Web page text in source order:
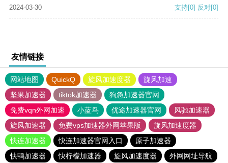
2024-03-30
支持[0] 反对[0]
友情链接
网站地图 QuickQ 旋风加速度器
旋风加速
坚果加速器
tiktok加速器
狗急加速器官网
免费vqn外网加速
小蓝鸟 优途加速器官网
风驰加速器
旋风加速器
免费vps加速器外网苹果版
旋风加速度器
快连加速器
快连加速器官网入口
原子加速器
快鸭加速器
快柠檬加速器 旋风加速度器 外网网址导航